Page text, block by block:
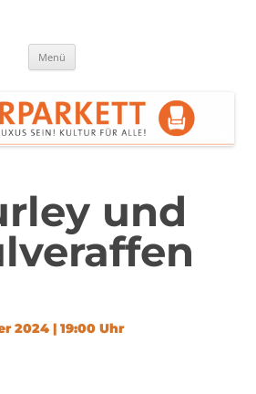
Menü
und
2024 | 19:00 Uhr